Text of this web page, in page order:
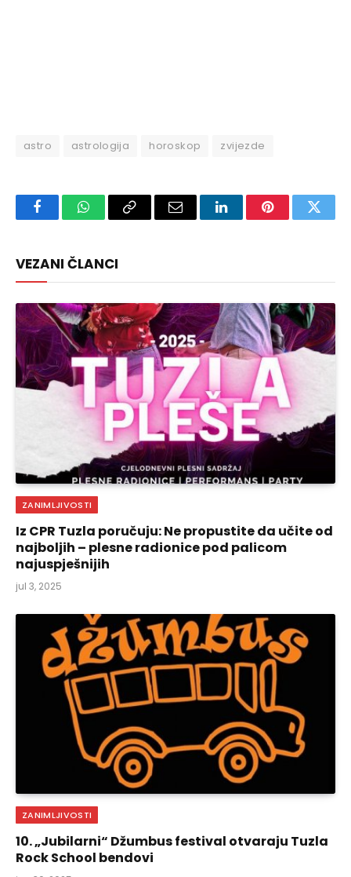
astro astrologija horoskop zvijezde
FacebookWhatsAppCopy
Email LinkedInPinterest
VEZANI ČLANCI
ZANIMLJIVOSTI
Iz CPR Tuzla poručuju: Ne propustite da učite od
najboljih – plesne radionice pod palicom
najuspješnijih
jul 3, 2025
ZANIMLJIVOSTI
10. „Jubilarni“ Džumbus festival otvaraju Tuzla
Rock School bendovi